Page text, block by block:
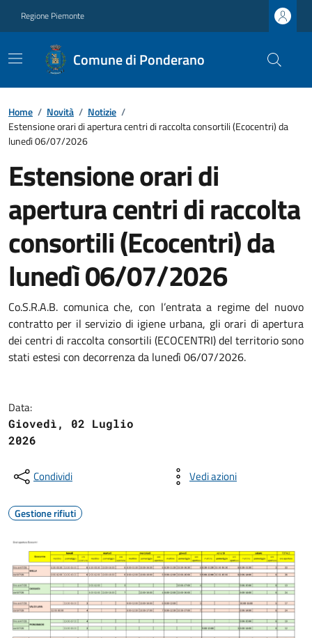
Regione Piemonte
Comune di Ponderano
Home / Novità / Notizie /
Estensione orari di apertura centri di raccolta consortili (Ecocentri) da
lunedì 06/07/2026
Estensione orari di
apertura centri di raccolta
consortili (Ecocentri) da
lunedì 06/07/2026
Co.S.R.A.B. comunica che, con l’entrata a regime del nuovo
contratto per il servizio di igiene urbana, gli orari di apertura
dei centri di raccolta consortili (ECOCENTRI) del territorio sono
stati estesi con decorrenza da lunedì 06/07/2026.
Data:
Giovedì, 02 Luglio
2026
Condividi Vedi azioni
Gestione rifiuti